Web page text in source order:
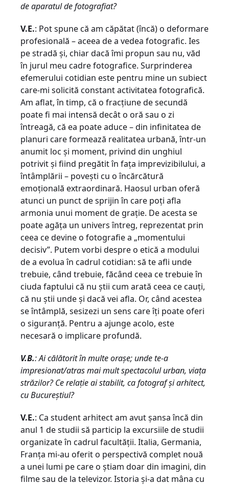
de aparatul de fotografiat?
V.E.: Pot spune că am căpătat (încă) o deformare
profesională – aceea de a vedea fotografic. Ies
pe stradă şi, chiar dacă îmi propun sau nu, văd
în jurul meu cadre fotografice. Surprinderea
efemerului cotidian este pentru mine un subiect
care-mi solicită constant activitatea fotografică.
Am aflat, în timp, că o fracţiune de secundă
poate fi mai intensă decât o oră sau o zi
întreagă, că ea poate aduce – din infinitatea de
planuri care formează realitatea urbană, într-un
anumit loc şi moment, privind din unghiul
potrivit şi fiind pregătit în faţa imprevizibilului, a
întâmplării – poveşti cu o încărcătură
emoţională extraordinară. Haosul urban oferă
atunci un punct de sprijin în care poţi afla
armonia unui moment de graţie. De acesta se
poate agăţa un univers întreg, reprezentat prin
ceea ce devine o fotografie a „momentului
decisiv”. Putem vorbi despre o etică a modului
de a evolua în cadrul cotidian: să te afli unde
trebuie, când trebuie, făcând ceea ce trebuie în
ciuda faptului că nu ştii cum arată ceea ce cauţi,
că nu ştii unde şi dacă vei afla. Or, când acestea
se întâmplă, sesizezi un sens care îţi poate oferi
o siguranţă. Pentru a ajunge acolo, este
necesară o implicare profundă.
V.B.: Ai călătorit în multe oraşe; unde te-a
impresionat/atras mai mult spectacolul urban, viaţa
străzilor? Ce relaţie ai stabilit, ca fotograf şi arhitect,
cu Bucureştiul?
V.E.: Ca student arhitect am avut şansa încă din
anul 1 de studii să particip la excursiile de studii
organizate în cadrul facultăţii. Italia, Germania,
Franţa mi-au oferit o perspectivă complet nouă
a unei lumi pe care o ştiam doar din imagini, din
filme sau de la televizor. Istoria şi-a dat mâna cu